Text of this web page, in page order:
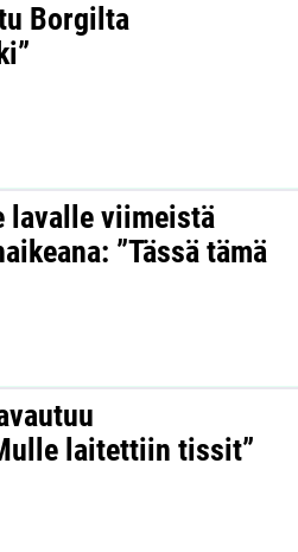
Borgilta
lavalle viimeistä
”Tässä tämä
laitettiin tissit”